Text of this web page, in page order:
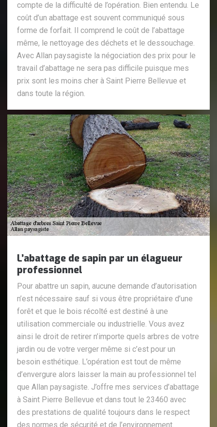
compte de la difficulté de l’opération. Bien entendu. Le
coût d’un abattage est souvent communiqué sous
forme de forfait. Il comprend le coût de l’abattage
même, le nettoyage des déchets et le dessouchage.
Avec Allan paysagiste la négociation des prix pour le
travail d’abattage ne sera pas difficile puisque mes
prix sont les moins cher à Saint Pierre Bellevue et
dans toute la région.
L’abattage de sapin par un élagueur
professionnel
Pour abattre un sapin, aucune demande d’autorisation
n’est nécessaire sauf si vous être propriétaire d’une
forêt et que le bois récolté est destiné à une
utilisation commerciale ou industrielle. Vous avez
ainsi le droit de retirer n’importe quels arbres de votre
jardin ou de votre verger même si c’est pour un
besoin esthétique. L’opération est tout de même
d’envergure alors laisser la main au professionnel tel
que Allan paysagiste. J’offre mes services d’abattage
à Saint Pierre Bellevue et dans tout le 23460 avec
des prestations de qualité toujours dans le respect
des normes de sécurité et de l’environnement.